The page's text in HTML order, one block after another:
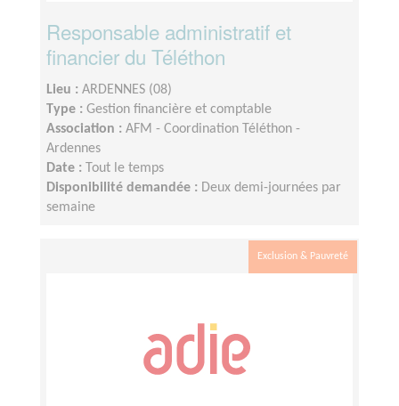
Responsable administratif et
financier du Téléthon
Lieu : ARDENNES (08)
Type : Gestion financière et comptable
Association : AFM - Coordination Téléthon -
Ardennes
Date :
Tout le temps
Disponibilité demandée : Deux demi-journées par
semaine
Exclusion & Pauvreté